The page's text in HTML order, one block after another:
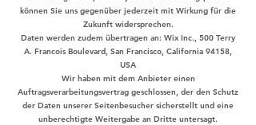
können Sie uns gegenüber jederzeit mit Wirkung für die
Zukunft widersprechen.
Daten werden zudem übertragen an: Wix Inc., 500 Terry
A. Francois Boulevard, San Francisco, California 94158,
USA
Wir haben mit dem Anbieter einen
Auftragsverarbeitungsvertrag geschlossen, der den Schutz
der Daten unserer Seitenbesucher sicherstellt und eine
unberechtigte Weitergabe an Dritte untersagt.